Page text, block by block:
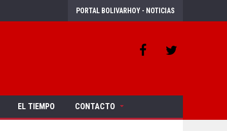
PORTAL BOLIVARHOY - NOTICIAS
EL TIEMPO CONTACTO